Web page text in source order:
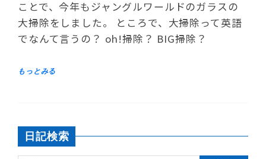
ことで、今年もジャングルワールドのガラスの
大掃除をしました。 ところで、大掃除って英語
でなんて言うの？ oh!掃除？ BIG掃除？
日記検索